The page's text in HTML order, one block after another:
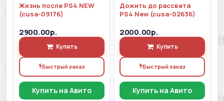
Жизнь после PS4 NEW
(cusa-09176)
2900.00р.
Купить
Быстрый заказ
Купить на Авито
Дожить до рассвета
PS4 New (cusa-02636)
2000.00р.
Купить
Быстрый заказ
Купить на Авито